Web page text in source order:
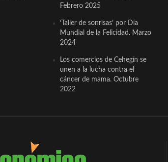
Febrero 2025
‘Taller de sonrisas’ por Día
Mundial de la Felicidad. Marzo
2024
Los comercios de Cehegín se
unen a la lucha contra el
cáncer de mama. Octubre
2022